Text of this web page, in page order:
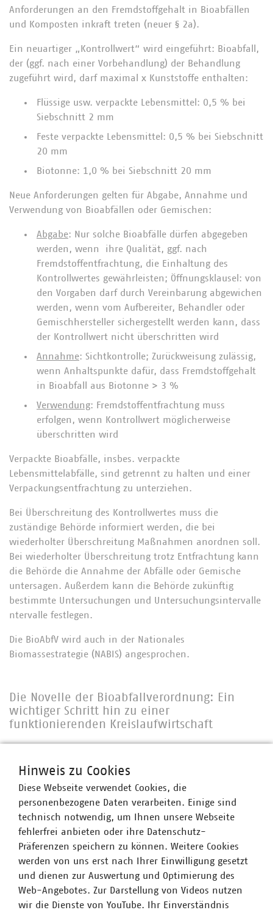
Anforderungen an den Fremdstoffgehalt in Bioabfällen
und Komposten inkraft treten (neuer § 2a).
Ein neuartiger „Kontrollwert“ wird eingeführt: Bioabfall,
der (ggf. nach einer Vorbehandlung) der Behandlung
zugeführt wird, darf maximal x Kunststoffe enthalten:
Flüssige usw. verpackte Lebensmittel: 0,5 % bei
Siebschnitt 2 mm
Feste verpackte Lebensmittel: 0,5 % bei Siebschnitt
20 mm
Biotonne: 1,0 % bei Siebschnitt 20 mm
Neue Anforderungen gelten für Abgabe, Annahme und
Verwendung von Bioabfällen oder Gemischen:
Abgabe: Nur solche Bioabfälle dürfen abgegeben
werden, wenn ihre Qualität, ggf. nach
Fremdstoffentfrachtung, die Einhaltung des
Kontrollwertes gewährleisten; Öffnungsklausel: von
den Vorgaben darf durch Vereinbarung abgewichen
werden, wenn vom Aufbereiter, Behandler oder
Gemischhersteller sichergestellt werden kann, dass
der Kontrollwert nicht überschritten wird
Annahme: Sichtkontrolle; Zurückweisung zulässig,
wenn Anhaltspunkte dafür, dass Fremdstoffgehalt
in Bioabfall aus Biotonne > 3 %
Verwendung: Fremdstoffentfrachtung muss
erfolgen, wenn Kontrollwert möglicherweise
überschritten wird
Verpackte Bioabfälle, insbes. verpackte
Lebensmittelabfälle, sind getrennt zu halten und einer
Verpackungsentfrachtung zu unterziehen.
Bei Überschreitung des Kontrollwertes muss die
zuständige Behörde informiert werden, die bei
wiederholter Überschreitung Maßnahmen anordnen soll.
Bei wiederholter Überschreitung trotz Entfrachtung kann
die Behörde die Annahme der Abfälle oder Gemische
untersagen. Außerdem kann die Behörde zukünftig
bestimmte Untersuchungen und Untersuchungsintervalle
ntervalle festlegen.
Die BioAbfV wird auch in der Nationales
Biomassestrategie (NABIS) angesprochen.
Die Novelle der Bioabfallverordnung: Ein
wichtiger Schritt hin zu einer
funktionierenden Kreislaufwirtschaft
Bioabfallverordnung beschlossen. Mit dieser will der
Gesetzgeber den Kunststoffeintrag in die Umwelt
reduzieren. Der Verband Kommunaler Unternehmen (VKU)
begrüßt die neue Bioabfallverordnung als richtigen
Schritt hin zu einer funktionierenden Kreislaufwirtschaft
– schließlich stellt Bioabfall in Privathaushalten
mengenmäßig den größten Anteil.
„Wir begrüßen ausdrücklich das Ziel der
Verordnungsnovelle, den Kunststoffeintrag in die Umwelt
Hinweis zu Cookies
Diese Webseite verwendet Cookies, die
personenbezogene Daten verarbeiten. Einige sind
technisch notwendig, um Ihnen unsere Webseite
fehlerfrei anbieten oder ihre Datenschutz-
Präferenzen speichern zu können. Weitere Cookies
werden von uns erst nach Ihrer Einwilligung gesetzt
und dienen zur Auswertung und Optimierung des
Web-Angebotes. Zur Darstellung von Videos nutzen
wir die Dienste von YouTube. Ihr Einverständnis